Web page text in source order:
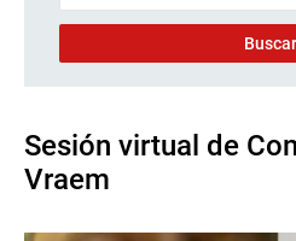
Sesión virtual de
Vraem